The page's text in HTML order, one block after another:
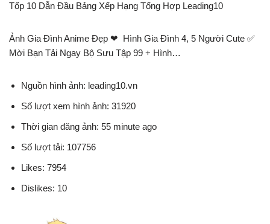
Tốp 10 Dẫn Đầu Bảng Xếp Hạng Tổng Hợp Leading10
Ảnh Gia Đình Anime Đẹp ❤ ️ Hình Gia Đình 4, 5 Người Cute ✅
Mời Bạn Tải Ngay Bộ Sưu Tập 99 + Hình…
Nguồn hình ảnh: leading10.vn
Số lượt xem hình ảnh: 31920
Thời gian đăng ảnh: 55 minute ago
Số lượt tải: 107756
Likes: 7954
Dislikes: 10